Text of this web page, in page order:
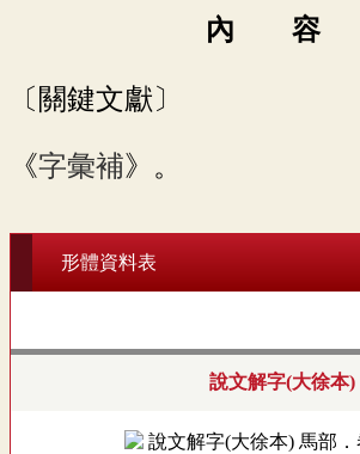
內 容
〔關鍵文獻〕
《字彙補》。
形體資料表
說文解字(大徐本)